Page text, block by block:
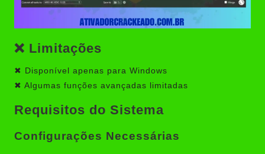
❌ Limitações
✖ Disponível apenas para Windows
✖ Algumas funções avançadas limitadas
Requisitos do Sistema
Configurações Necessárias